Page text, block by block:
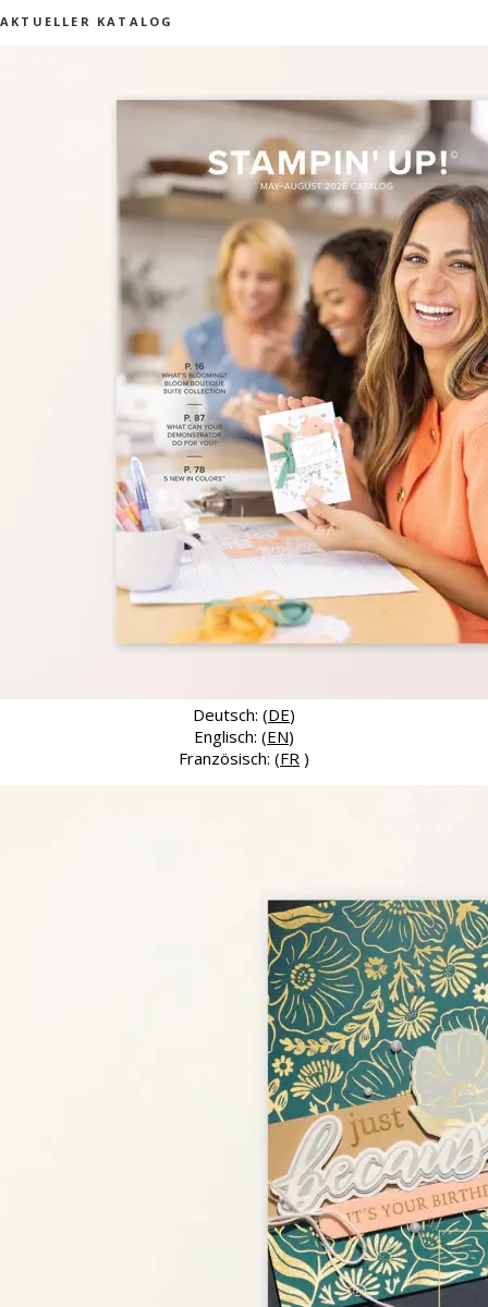
AKTUELLER KATALOG
Deutsch: (DE)
Englisch: (EN)
Französisch: (FR )